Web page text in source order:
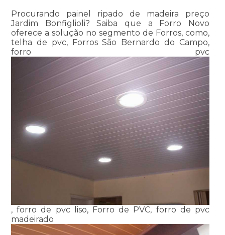
Procurando painel ripado de madeira preço
Jardim Bonfiglioli? Saiba que a Forro Novo
oferece a solução no segmento de Forros, como,
telha de pvc, Forros São Bernardo do Campo,
forro pvc
, forro de pvc liso, Forro de PVC, forro de pvc
madeirado